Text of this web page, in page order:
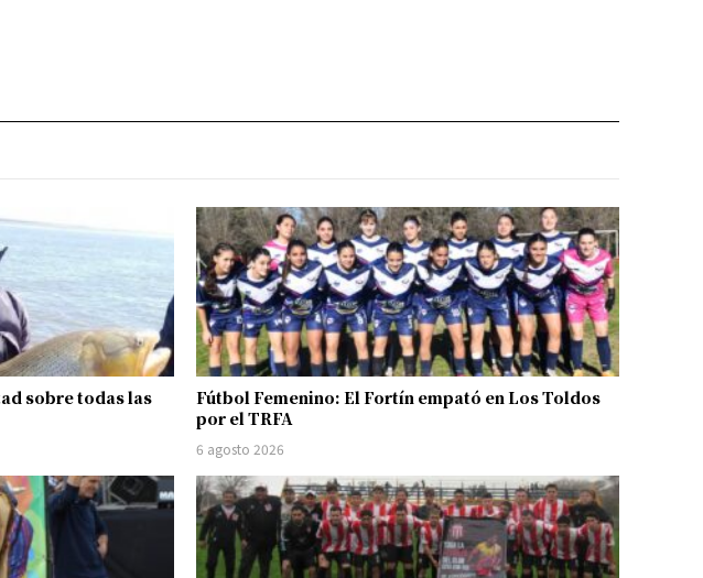
sobre todas las
Fútbol Femenino: El Fortín empató en Los Toldos
por el TRFA
6 agosto 2026